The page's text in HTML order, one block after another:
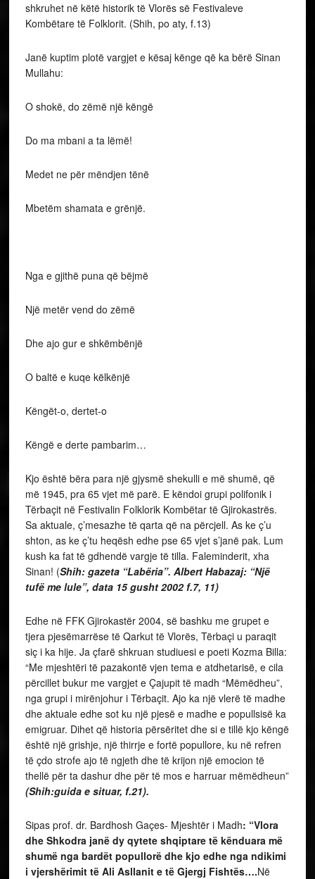
shkruhet në këtë historik të Vlorës së Festivaleve
Kombëtare të Folklorit. (Shih, po aty, f.13)
Janë kuptim plotë vargjet e kësaj kënge që ka bërë Sinan
Mullahu:
O shokë, do zëmë një këngë
Do ma mbani a ta lëmë!
Medet ne për mëndjen tënë
Mbetëm shamata e grënjë.
Nga e gjithë puna që bëjmë
Një metër vend do zëmë
Dhe ajo gur e shkëmbënjë
O baltë e kuqe këlkënjë
Këngët-o, dertet-o
Këngë e derte pambarim…
Kjo është bëra para një gjysmë shekulli e më shumë, që
më 1945, pra 65 vjet më parë. E këndoi grupi polifonik i
Tërbaçit në Festivalin Folklorik Kombëtar të Gjirokastrës.
Sa aktuale, ç’mesazhe të qarta që na përcjell. As ke ç’u
shton, as ke ç’tu heqësh edhe pse 65 vjet s’janë pak. Lum
kush ka fat të gdhendë vargje të tilla. Faleminderit, xha
Sinan! (Shih: gazeta “Labëria”. Albert Habazaj: “Një
tufë me lule”, data 15 gusht 2002 f.7, 11)
Edhe në FFK Gjirokastër 2004, së bashku me grupet e
tjera pjesëmarrëse të Qarkut të Vlorës, Tërbaçi u paraqit
siç i ka hije. Ja çfarë shkruan studiuesi e poeti Kozma Billa:
“Me mjeshtëri të pazakontë vjen tema e atdhetarisë, e cila
përcillet bukur me vargjet e Çajupit të madh “Mëmëdheu”,
nga grupi i mirënjohur i Tërbaçit. Ajo ka një vlerë të madhe
dhe aktuale edhe sot ku një pjesë e madhe e popullsisë ka
emigruar. Dihet që historia përsëritet dhe si e tillë kjo këngë
është një grishje, një thirrje e fortë popullore, ku në refren
të çdo strofe ajo të ngjeth dhe të krijon një emocion të
thellë për ta dashur dhe për të mos e harruar mëmëdheun”
(Shih:guida e situar, f.21).
Sipas prof. dr. Bardhosh Gaçes- Mjeshtër i Madh: “Vlora
dhe Shkodra janë dy qytete shqiptare të kënduara më
shumë nga bardët popullorë dhe kjo edhe nga ndikimi
i vjershërimit të Ali Asllanit e të Gjergj Fishtës….Në